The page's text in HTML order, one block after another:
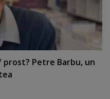
Petre Barbu, un